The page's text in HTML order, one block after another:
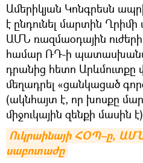
Ամերիկյան Կոնգրեսն
է ընդունել մարտին
ԱՄՆ ռազմաօդային
համար ՌԴ-ի
դրանից հետո Արևմուտքը
մեղադրել «ցանկացած
(ակնհայտ է, որ խոսքը
միջուկային զենքի մասին
Ուկրաինայի ՀՕՊ–ը,
սաբոտաժը